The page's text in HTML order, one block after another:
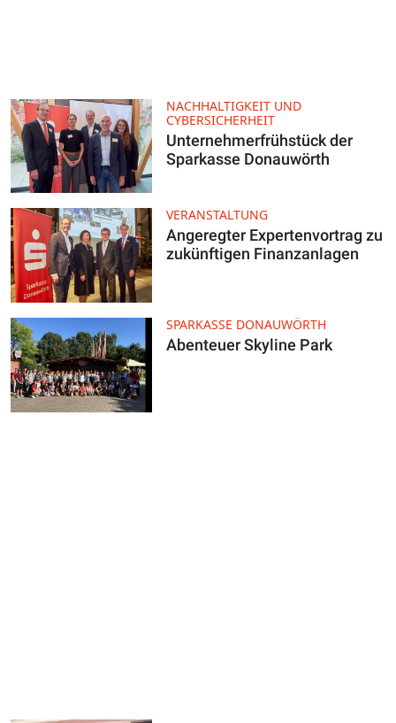
NACHHALTIGKEIT UND
CYBERSICHERHEIT
Unternehmerfrühstück der
Sparkasse Donauwörth
VERANSTALTUNG
Angeregter Expertenvortrag zu
zukünftigen Finanzanlagen
SPARKASSE DONAUWÖRTH
Abenteuer Skyline Park